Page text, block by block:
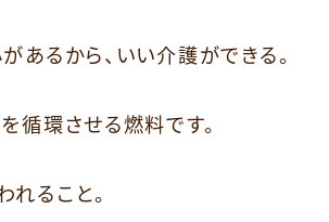
あるから、いい介護ができる。
循環させる燃料です。
ること。